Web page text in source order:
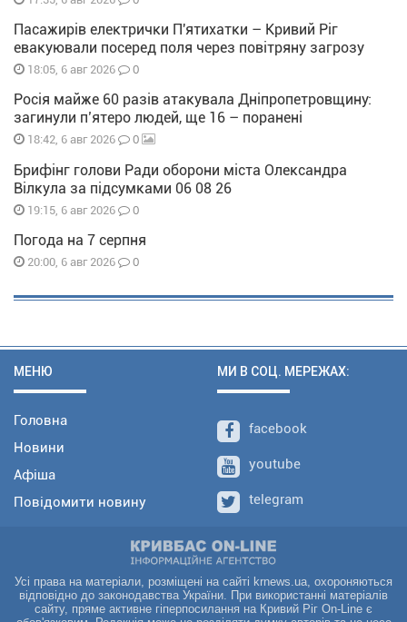
Пасажирів електрички П'ятихатки – Кривий Ріг
евакуювали посеред поля через повітряну загрозу
18:05, 6 авг 2026 0
Росія майже 60 разів атакувала Дніпропетровщину:
загинули п’ятеро людей, ще 16 – поранені
18:42, 6 авг 2026 0
Брифінг голови Ради оборони міста Олександра
Вілкула за підсумками 06 08 26
19:15, 6 авг 2026 0
Погода на 7 серпня
20:00, 6 авг 2026 0
МЕНЮ
Головна
Новини
Афіша
Повідомити новину
МИ В СОЦ. МЕРЕЖАХ:
facebook
youtube
telegram
Усі права на матеріали, розміщені на сайті krnews.ua, охороняються
відповідно до законодавства України. При використанні матеріалів
сайту, пряме активне гіперпосилання на Кривий Ріг On-Line є